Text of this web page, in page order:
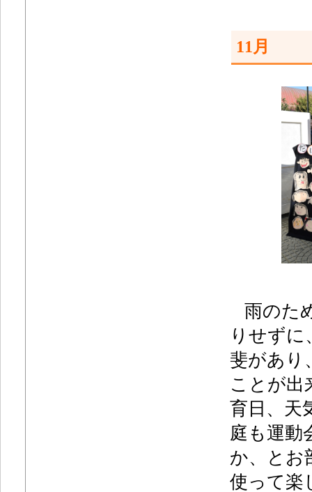
11月
雨のた
りせずに
斐があり
ことが出
育日、天
庭も運動
か、とお
使って楽